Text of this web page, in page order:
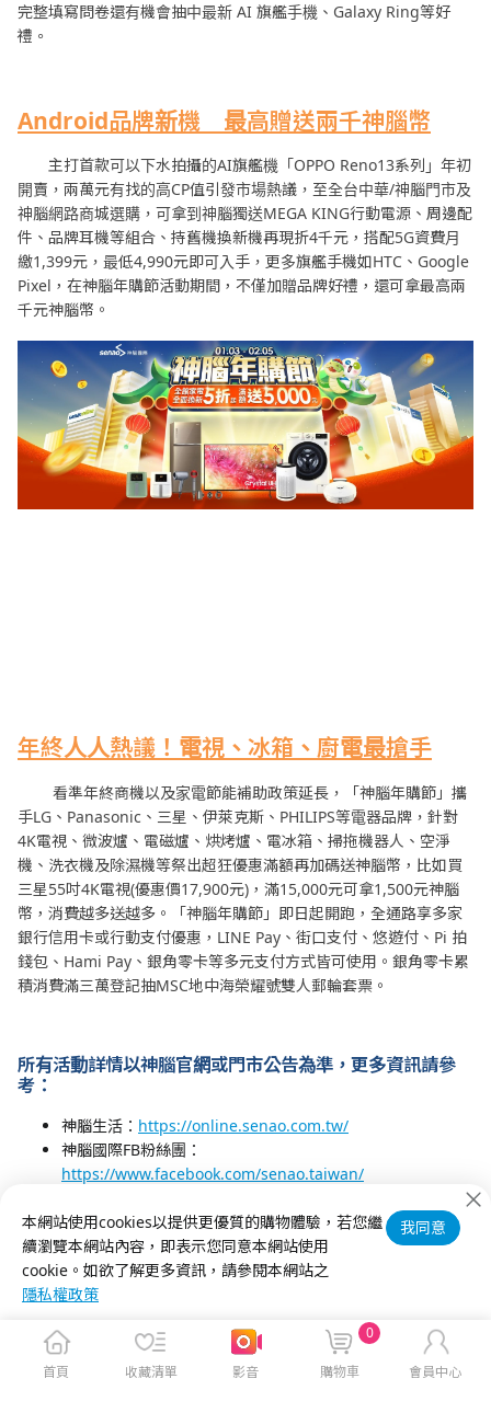
完整填寫問卷還有機會抽中最新 AI 旗艦手機、Galaxy Ring等好
禮。
Android品牌新機 最高贈送兩千神腦幣
主打首款可以下水拍攝的AI旗艦機「OPPO Reno13系列」年初
開賣，兩萬元有找的高CP值引發市場熱議，至全台中華/神腦門市及
神腦網路商城選購，可拿到神腦獨送MEGA KING行動電源、周邊配
件、品牌耳機等組合、持舊機換新機再現折4千元，搭配5G資費月
繳1,399元，最低4,990元即可入手，更多旗艦手機如HTC、Google
Pixel，在神腦年購節活動期間，不僅加贈品牌好禮，還可拿最高兩
千元神腦幣。
年終人人熱議！電視、冰箱、廚電最搶手
看準年終商機以及家電節能補助政策延長，「神腦年購節」攜
手LG、Panasonic、三星、伊萊克斯、PHILIPS等電器品牌，針對
4K電視、微波爐、電磁爐、烘烤爐、電冰箱、掃拖機器人、空淨
機、洗衣機及除濕機等祭出超狂優惠滿額再加碼送神腦幣，比如買
三星55吋4K電視(優惠價17,900元)，滿15,000元可拿1,500元神腦
幣，消費越多送越多。「神腦年購節」即日起開跑，全通路享多家
銀行信用卡或行動支付優惠，LINE Pay、街口支付、悠遊付、Pi 拍
錢包、Hami Pay、銀角零卡等多元支付方式皆可使用。銀角零卡累
積消費滿三萬登記抽MSC地中海榮耀號雙人郵輪套票。
所有活動詳情以神腦官網或門市公告為準，更多資訊請參
考：
神腦生活： https://online.senao.com.tw/
神腦國際FB粉絲團：
https://www.facebook.com/senao.taiwan/
https://reurl.cc/M6W0Vp
「神腦年購節」活動網頁：https://reurl.cc/qna5bN
本網站使用cookies以提供更優質的購物體驗，若您繼
續瀏覽本網站內容，即表示您同意本網站使用
cookie。如欲了解更多資訊，請參閱本網站之
隱私權政策
我同意
首頁 收藏清單 影音 購物車
0
會員中心